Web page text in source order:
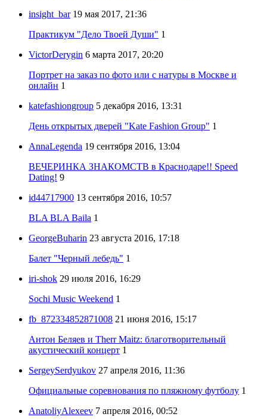
insight_bar 19 мая 2017, 21:36
Практикум "Дело Твоей Души" 1
VictorDerygin 6 марта 2017, 20:20
Портрет на заказ по фото или с натуры в Москве и
онлайн 1
katefashiongroup 5 декабря 2016, 13:31
День открытых дверей "Kate Fashion Group" 1
AnnaLegenda 19 сентября 2016, 13:04
ВЕЧЕРИНКА ЗНАКОМСТВ в Краснодаре!! Speed
Dating! 9
id44717900 13 сентября 2016, 10:57
BLA BLA Baila 1
GeorgeBuharin 23 августа 2016, 17:18
Балет "Черный лебедь" 1
iri-shok 29 июля 2016, 16:29
Sochi Music Weekend 1
fb_872334852871008 21 июня 2016, 15:17
Антон Беляев и Therr Maitz: благотворительный
акустический концерт 1
SergeySerdyukov 27 апреля 2016, 11:36
Официальные соревнования по пляжному футболу 1
AnatoliyAlexeev 7 апреля 2016, 00:52